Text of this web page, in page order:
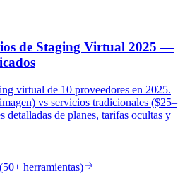
de Staging Virtual 2025 —
virtual de 10 proveedores en 2025.
vs servicios tradicionales ($25–
detalladas de planes, tarifas ocultas y
(50+ herramientas)